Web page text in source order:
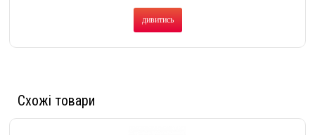
дивитись
Схожі товари